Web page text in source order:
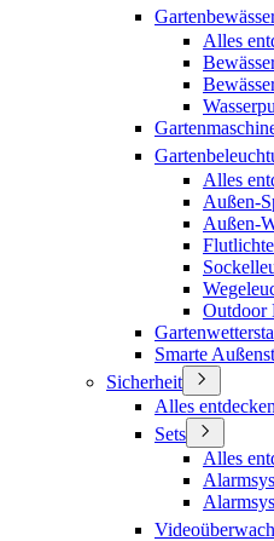
Alles
Alles
Außen-
Außen-
Outdoor
Smarte
Sicherheit
Alles entdecken
Sets
Alles